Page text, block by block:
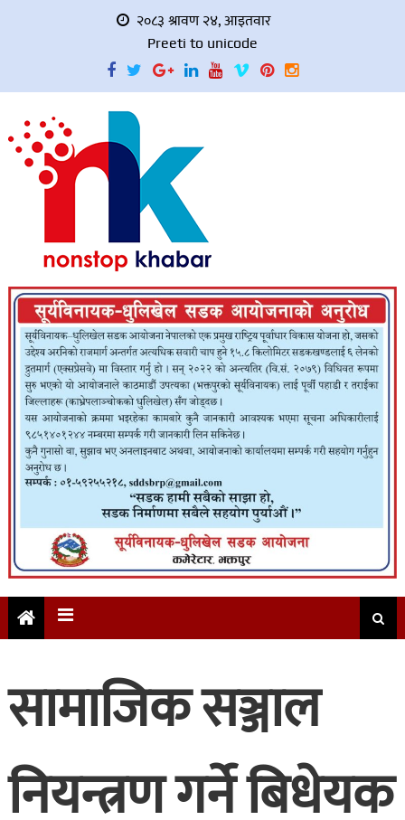
२०८३ श्रावण २४, आइतवार
Preeti to unicode
सामाजिक सञ्जाल
नियन्त्रण गर्ने बिधेयक